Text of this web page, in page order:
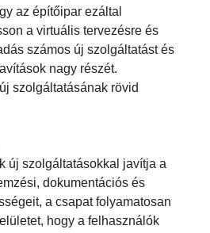
az építőipar ezáltal
a virtuális tervezésre és
számos új szolgáltatást és
nagy részét.
szolgáltatásának rövid
új szolgáltatásokkal javítja a
dokumentációs és
a csapat folyamatosan
hogy a felhasználók